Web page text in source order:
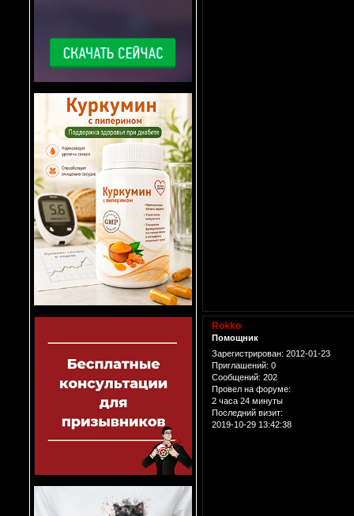
Rokko
Помощник
Зарегистрирован: 2012-01-23
Приглашений: 0
Сообщений: 202
Провел на форуме:
2 часа 24 минуты
Последний визит:
2019-10-29 13:42:38